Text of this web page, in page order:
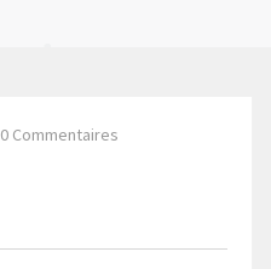
0 Commentaires